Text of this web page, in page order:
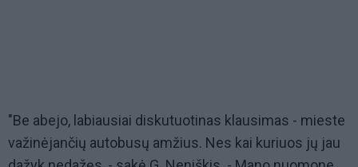
"Be abejo, labiausiai diskutuotinas klausimas - mieste
važinėjančių autobusų amžius. Nes kai kuriuos jų jau